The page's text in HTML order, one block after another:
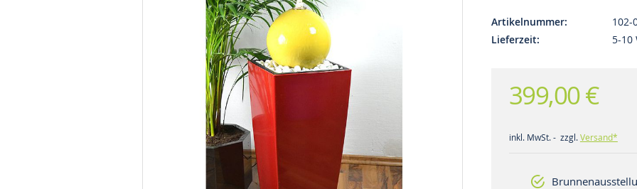
Artikelnummer
102-
Lieferzeit
5-10
399,00 €
inkl. MwSt. - zzgl.Versand*